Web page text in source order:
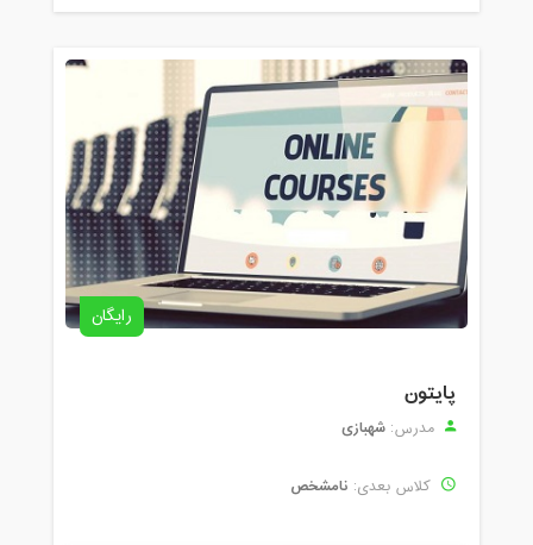
رایگان
پایتون
مدرس: شهبازی
کلاس بعدی: نامشخص